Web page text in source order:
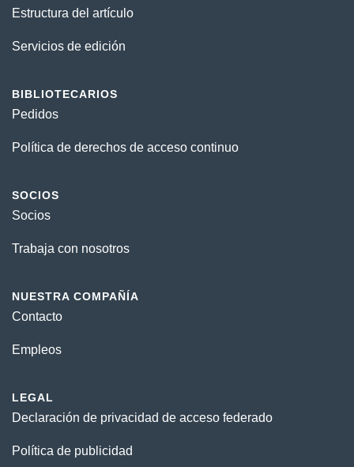
Estructura del artículo
Servicios de edición
BIBLIOTECARIOS
Pedidos
Política de derechos de acceso continuo
SOCIOS
Socios
Trabaja con nosotros
NUESTRA COMPAÑÍA
Contacto
Empleos
LEGAL
Declaración de privacidad de acceso federado
Política de publicidad